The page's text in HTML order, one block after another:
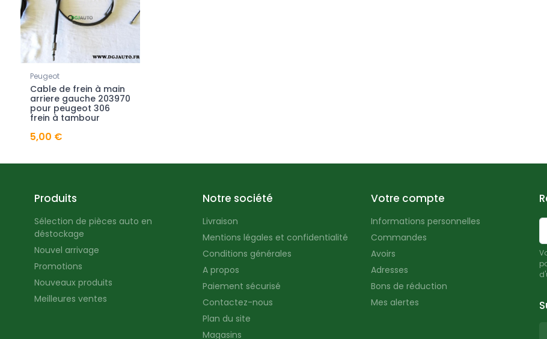
Peugeot
Cable de frein à main
arriere gauche 203970
pour peugeot 306
frein à tambour
5,00 €
Produits
Sélection de pièces auto en
déstockage
Nouvel arrivage
Promotions
Nouveaux produits
Meilleures ventes
Notre société
Livraison
Mentions légales et confidentialité
Conditions générales
A propos
Paiement sécurisé
Contactez-nous
Plan du site
Magasins
Votre compte
Informations personnelles
Commandes
Avoirs
Adresses
Bons de réduction
Mes alertes